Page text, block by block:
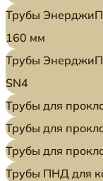
Трубы
160 мм
Трубы
SN4
Трубы для
Трубы для
Трубы для
Трубы ПНД для